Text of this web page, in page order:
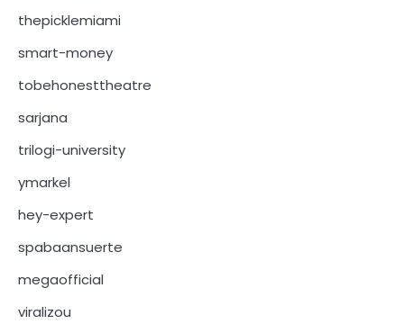
thepicklemiami
smart-money
tobehonesttheatre
sarjana
trilogi-university
ymarkel
hey-expert
spabaansuerte
megaofficial
viralizou